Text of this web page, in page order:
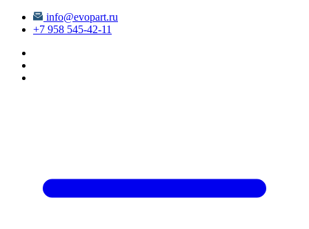
info@evopart.ru
+7 958 545-42-11